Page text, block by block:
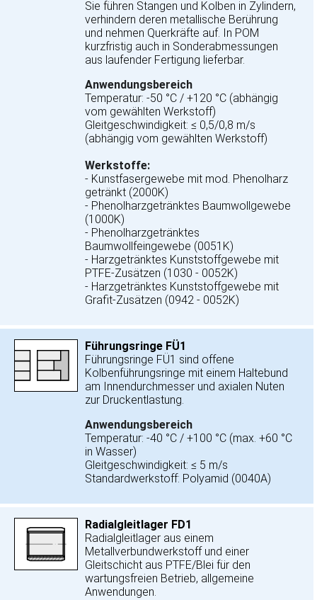
Sie führen Stangen und Kolben in Zylindern,
verhindern deren metallische Berührung
und nehmen Querkräfte auf. In POM
kurzfristig auch in Sonderabmessungen
aus laufender Fertigung lieferbar.
Anwendungsbereich
Temperatur: -50 °C / +120 °C (abhängig
vom gewählten Werkstoff)
Gleitgeschwindigkeit: ≤ 0,5/0,8 m/s
(abhängig vom gewählten Werkstoff)
Werkstoffe:
- Kunstfasergewebe mit mod. Phenolharz
getränkt (2000K)
- Phenolharzgetränktes Baumwollgewebe
(1000K)
- Phenolharzgetränktes
Baumwollfeingewebe (0051K)
- Harzgetränktes Kunststoffgewebe mit
PTFE-Zusätzen (1030 - 0052K)
- Harzgetränktes Kunststoffgewebe mit
Grafit-Zusätzen (0942 - 0052K)
Führungsringe FÜ1
Führungsringe FÜ1 sind offene
Kolbenführungsringe mit einem Haltebund
am Innendurchmesser und axialen Nuten
zur Druckentlastung.
Anwendungsbereich
Temperatur: -40 °C / +100 °C (max. +60 °C
in Wasser)
Gleitgeschwindigkeit: ≤ 5 m/s
Standardwerkstoff: Polyamid (0040A)
Radialgleitlager FD1
Radialgleitlager aus einem
Metallverbundwerkstoff und einer
Gleitschicht aus PTFE/Blei für den
wartungsfreien Betrieb, allgemeine
Anwendungen.